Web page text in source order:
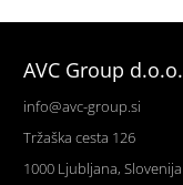
AVC Group d.o.o.
info@avc-group.si
Tržaška cesta 126
1000 Ljubljana, Slovenija